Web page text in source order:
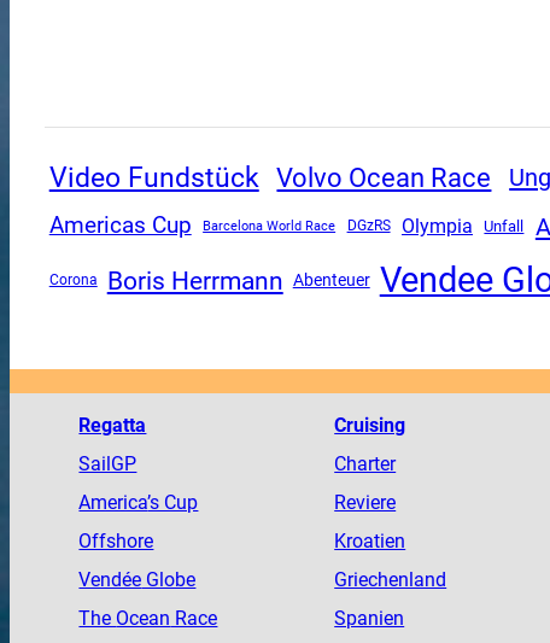
Video Fundstück Volvo Ocean Race
Americas Cup Barcelona World Race DGzRS Olympia Unfall
Corona Boris Herrmann Abenteuer Vendee
Regatta
SailGP
America’s Cup
Offshore
Vendée Globe
The Ocean Race
Cruising
Charter
Reviere
Kroatien
Griechenland
Spanien